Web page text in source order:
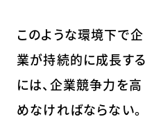
このような環境下で企
業が持続的に成長する
には、企業競争力を高
めなければならない。